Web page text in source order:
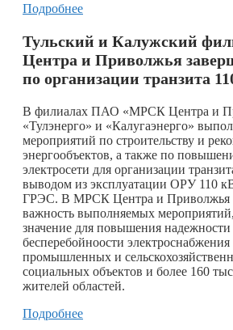
Подробнее
Тульский и Калужский
Центра и Приволжья
по организации транзита
В филиалах ПАО «МРСК Центра и
«Тулэнерго» и «Калугаэнерго»
мероприятий по строительству и
энергообъектов, а также по
электросети для организации
выводом из эксплуатации ОРУ 110
ГРЭС. В МРСК Центра и Приволжья
важность выполняемых
значение для повышения надежности
бесперебойноости электроснабжения
промышленных и
социальных объектов и более 160
жителей областей.
Подробнее